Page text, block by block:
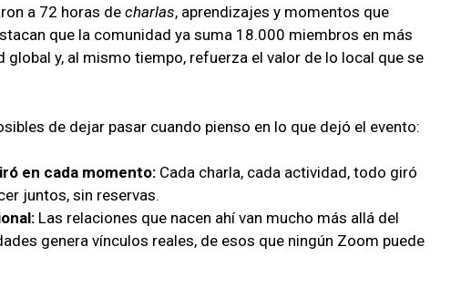
a 72 horas de charlas, aprendizajes y momentos que
que la comunidad ya suma 18.000 miembros en más
global y, al mismo tiempo, refuerza el valor de lo local que se
de dejar pasar cuando pienso en lo que dejó el evento:
en cada momento: Cada charla, cada actividad, todo giró
juntos, sin reservas.
Las relaciones que nacen ahí van mucho más allá del
genera vínculos reales, de esos que ningún Zoom puede